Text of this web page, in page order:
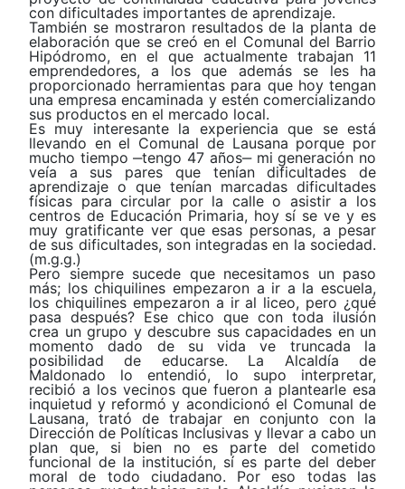
con dificultades importantes de aprendizaje.
También se mostraron resultados de la planta de
elaboración que se creó en el Comunal del Barrio
Hipódromo, en el que actualmente trabajan 11
emprendedores, a los que además se les ha
proporcionado herramientas para que hoy tengan
una empresa encaminada y estén comercializando
sus productos en el mercado local.
Es muy interesante la experiencia que se está
llevando en el Comunal de Lausana porque por
mucho tiempo ‒tengo 47 años‒ mi generación no
veía a sus pares que tenían dificultades de
aprendizaje o que tenían marcadas dificultades
físicas para circular por la calle o asistir a los
centros de Educación Primaria, hoy sí se ve y es
muy gratificante ver que esas personas, a pesar
de sus dificultades, son integradas en la sociedad.
(m.g.g.)
Pero siempre sucede que necesitamos un paso
más; los chiquilines empezaron a ir a la escuela,
los chiquilines empezaron a ir al liceo, pero ¿qué
pasa después? Ese chico que con toda ilusión
crea un grupo y descubre sus capacidades en un
momento dado de su vida ve truncada la
posibilidad de educarse. La Alcaldía de
Maldonado lo entendió, lo supo interpretar,
recibió a los vecinos que fueron a plantearle esa
inquietud y reformó y acondicionó el Comunal de
Lausana, trató de trabajar en conjunto con la
Dirección de Políticas Inclusivas y llevar a cabo un
plan que, si bien no es parte del cometido
funcional de la institución, sí es parte del deber
moral de todo ciudadano. Por eso todas las